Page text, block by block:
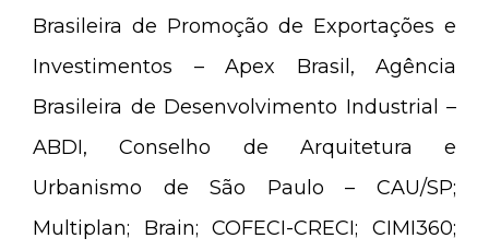
Brasileira de Promoção de Exportações e
Investimentos – Apex Brasil, Agência
Brasileira de Desenvolvimento Industrial –
ABDI, Conselho de Arquitetura e
Urbanismo de São Paulo – CAU/SP;
Multiplan; Brain; COFECI-CRECI; CIMI360;